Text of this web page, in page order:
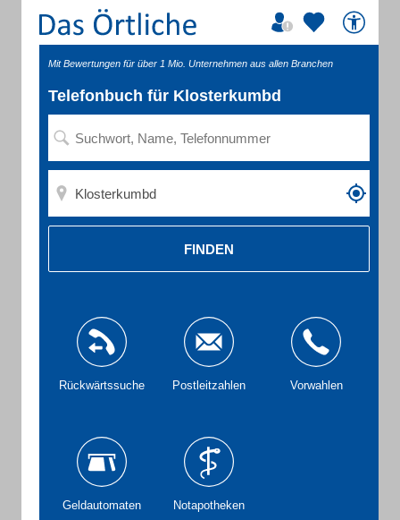
Mit Bewertungen für über 1 Mio. Unternehmen aus allen Branchen
Telefonbuch für Klosterkumbd
FINDEN
Rückwärtssuche Postleitzahlen Vorwahlen
Geldautomaten Notapotheken